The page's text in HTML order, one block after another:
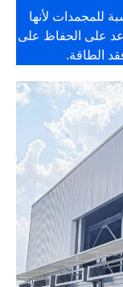
للمجمدات لأنها
على الحفاظ على
الطاقة.